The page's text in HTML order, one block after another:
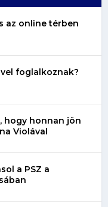
az online térben
foglalkoznak?
hogy honnan jön
Violával
a PSZ a